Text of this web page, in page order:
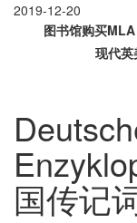
2019-12-20
图书馆购买
现代
国传记